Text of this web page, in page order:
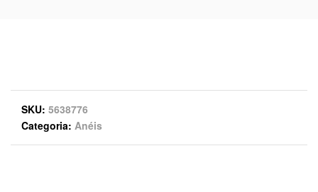
SKU 5638776
Categoria Anéis